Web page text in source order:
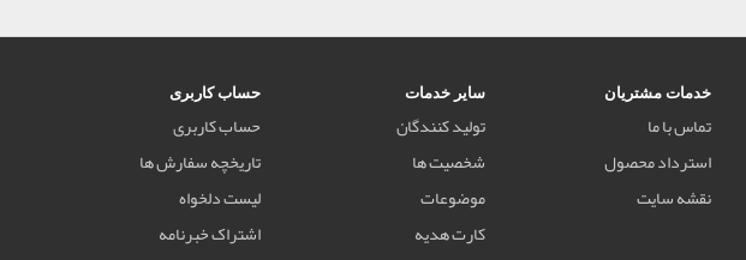
خدمات مشتریان
تماس با ما
استرداد محصول
نقشه سایت
سایر خدمات
تولید کنندگان
شخصیت ها
موضوعات
کارت هدیه
حساب کاربری
حساب کاربری
تاریخچه سفارش ها
لیست دلخواه
اشتراک خبرنامه